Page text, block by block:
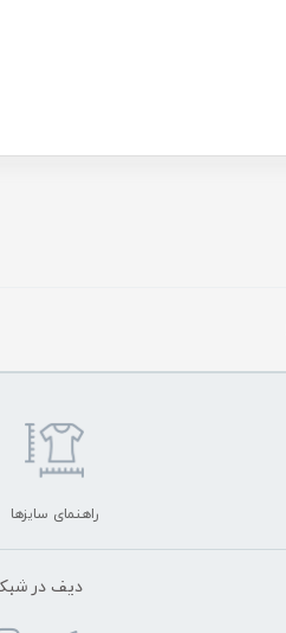
راهنمای سایزها
دیف در